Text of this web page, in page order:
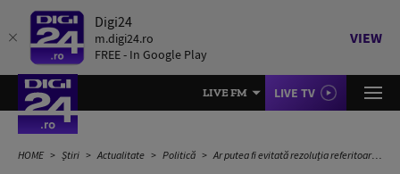
Digi24
m.digi24.ro
FREE - In Google Play
VIEW
LIVE FM LIVE TV
HOME Știri Actualitate Politică Ar putea fi evitată rezoluția referitoare la România? Răspunsurile lui Iohannis și Tajani